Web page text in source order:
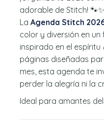
adorable de Stitch! 🐾✨
La Agenda Stitch
color y diversión en
inspirado en el espíritu
páginas diseñadas
mes, esta agenda te
perder la alegría ni la
Ideal para amantes